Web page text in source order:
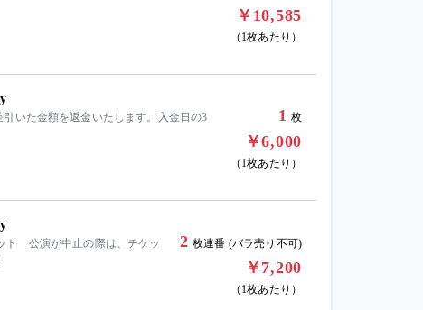
￥10,585
（1枚あたり）
た金額を返金いたします。入金日の3
1 枚
￥6,000
（1枚あたり）
公演が中止の際は、チケッ
2 枚連番 (バラ売り不可)
￥7,200
（1枚あたり）